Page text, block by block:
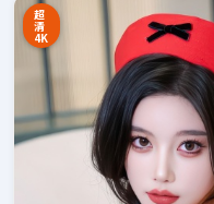
超
清
4K